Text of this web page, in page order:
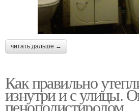
читать дальше →
Как правильно
изнутри и с улицы.